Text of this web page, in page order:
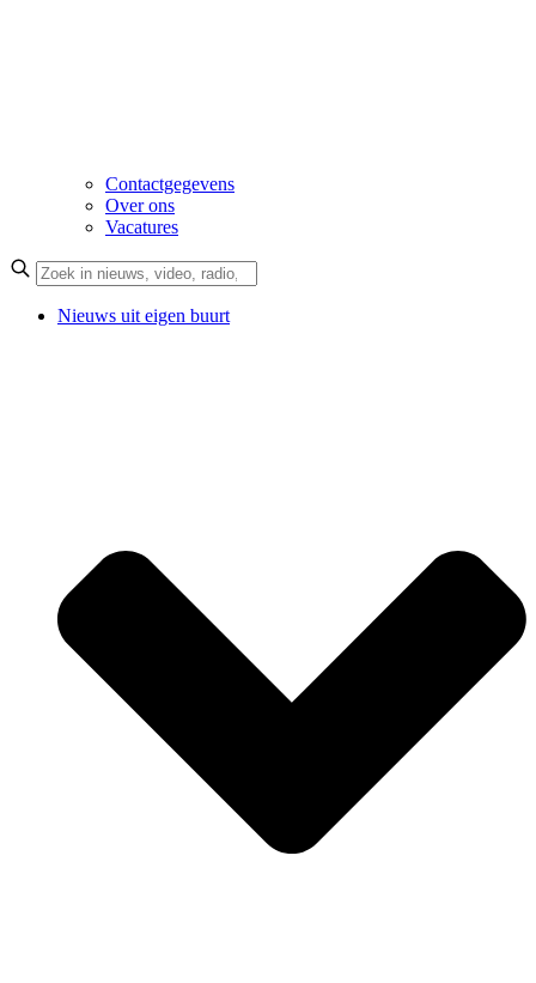
Contactgegevens
Over ons
Vacatures
Nieuws uit eigen buurt